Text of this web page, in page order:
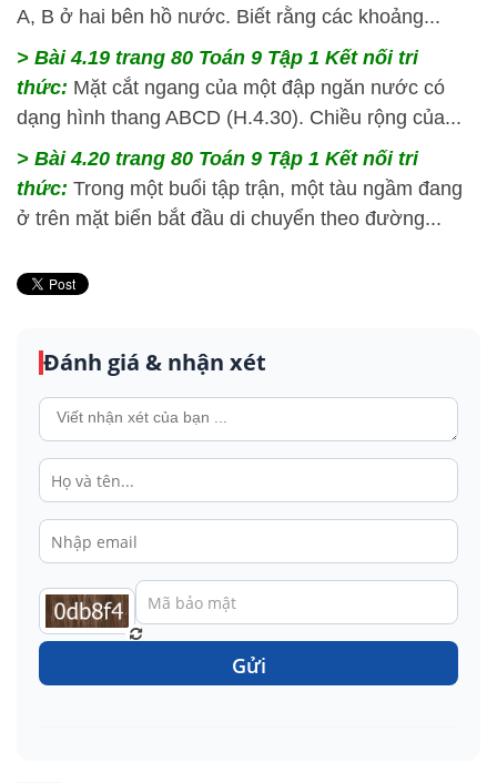
A, B ở hai bên hồ nước. Biết rằng các khoảng...
> Bài 4.19 trang 80 Toán 9 Tập 1 Kết nối tri
thức: Mặt cắt ngang của một đập ngăn nước có
dạng hình thang ABCD (H.4.30). Chiều rộng của...
> Bài 4.20 trang 80 Toán 9 Tập 1 Kết nối tri
thức: Trong một buổi tập trận, một tàu ngầm đang
ở trên mặt biển bắt đầu di chuyển theo đường...
Đánh giá & nhận xét
Gửi